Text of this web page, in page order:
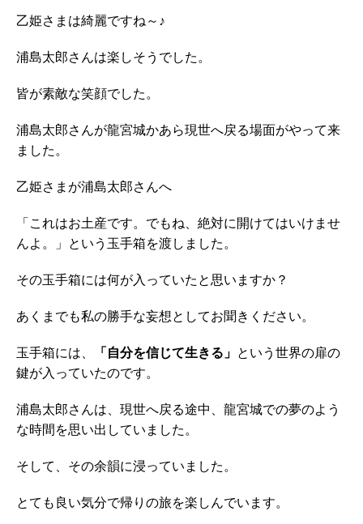
乙姫さまは綺麗ですね～♪
浦島太郎さんは楽しそうでした。
皆が素敵な笑顔でした。
浦島太郎さんが龍宮城かあら現世へ戻る場面がやって来
ました。
乙姫さまが浦島太郎さんへ
「これはお土産です。でもね、絶対に開けてはいけませ
んよ。」という玉手箱を渡しました。
その玉手箱には何が入っていたと思いますか？
あくまでも私の勝手な妄想としてお聞きください。
玉手箱には、 「自分を信じて生きる」 という世界の扉の
鍵が入っていたのです。
浦島太郎さんは、現世へ戻る途中、龍宮城での夢のよう
な時間を思い出していました。
そして、その余韻に浸っていました。
とても良い気分で帰りの旅を楽しんでいます。